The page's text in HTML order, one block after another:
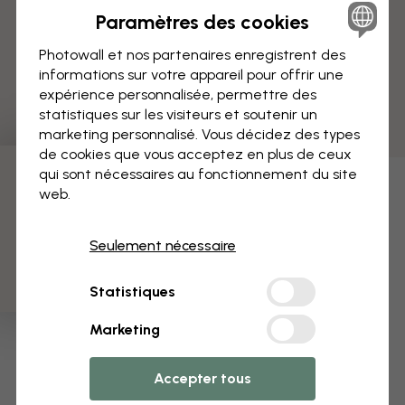
Paramètres des cookies
Photowall et nos partenaires enregistrent des
informations sur votre appareil pour offrir une
expérience personnalisée, permettre des
statistiques sur les visiteurs et soutenir un
marketing personnalisé. Vous décidez des types
de cookies que vous acceptez en plus de ceux
qui sont nécessaires au fonctionnement du site
web.
Seulement nécessaire
Statistiques
Marketing
Accepter tous